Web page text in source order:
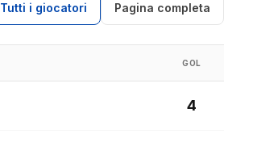
Tutti i giocatori Pagina completa
GOL
4